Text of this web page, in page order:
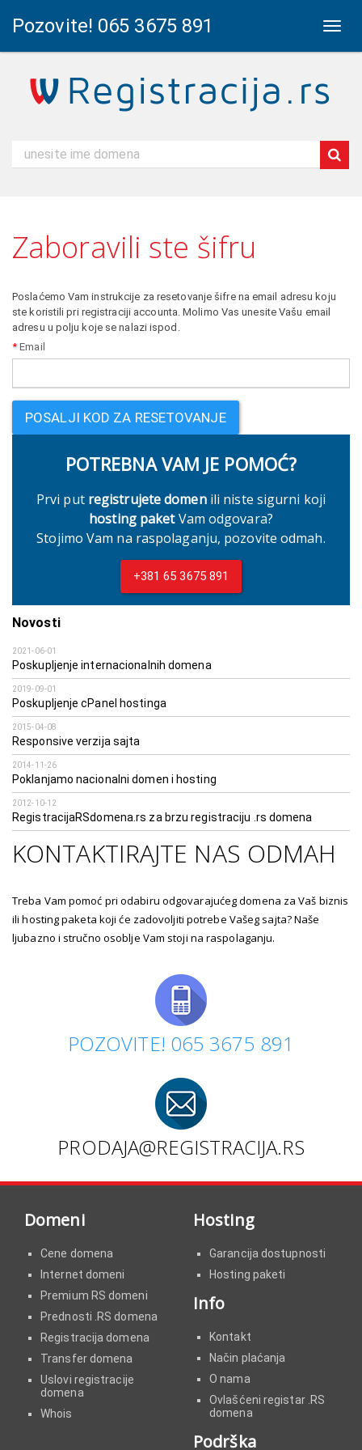
Pozovite! 065 3675 891
Zaboravili ste šifru
Poslaćemo Vam instrukcije za resetovanje šifre na email adresu koju
ste koristili pri registraciji accounta. Molimo Vas unesite Vašu email
adresu u polju koje se nalazi ispod.
Email
POTREBNA VAM JE POMOĆ?
Prvi put registrujete domenili niste sigurni koji
hosting paketVam odgovara?
Stojimo Vam na raspolaganju, pozovite odmah.
+381 65 3675 891
Novosti
2021-06-01
Poskupljenje internacionalnih domena
2019-09-01
Poskupljenje cPanel hostinga
2015-04-08
Responsive verzija sajta
2014-11-26
Poklanjamo nacionalni domen i hosting
2012-10-12
RegistracijaRSdomena.rs za brzu registraciju .rs domena
KONTAKTIRAJTE NAS ODMAH
Treba Vam pomoć pri odabiru odgovarajućeg domena za Vaš biznis
ili hosting paketa koji će zadovoljiti potrebe Vašeg sajta? Naše
ljubazno i stručno osoblje Vam stoji na raspolaganju.
POZOVITE! 065 3675 891
PRODAJA@REGISTRACIJA.RS
Domeni
Cene domena
Internet domeni
Premium RS domeni
Prеdnоsti .RS dоmеnа
Registracija domena
Transfer domena
Uslovi registracije
domena
Whois
Hosting
Garancija dostupnosti
Hosting paketi
Info
Kontakt
Način plaćanja
O nama
Ovlašćeni registar .RS
domena
Podrška